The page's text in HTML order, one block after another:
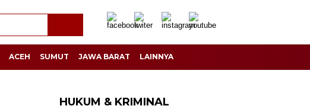
ACEH SUMUT JAWA BARAT LAINNYA
HUKUM & KRIMINAL